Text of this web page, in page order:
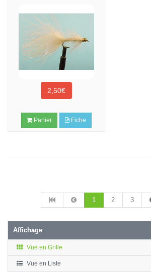
2,50€
Panier Fiche
1 2 3
Affichage
Vue en Grille
Vue en Liste